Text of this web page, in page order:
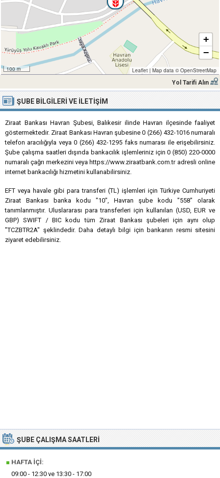
100 m
+
−
Leaflet | Map data ©OpenStreetMap
Yol Tarifi Alın
ŞUBE BILGILERI VE İLETIŞIM
Ziraat Bankası Havran Şubesi, Balıkesir ilinde Havran ilçesinde faaliyet
göstermektedir. Ziraat Bankası Havran şubesine 0 (266) 432-1016 numaralı
telefon aracılığıyla veya 0 (266) 432-1295 faks numarası ile erişebilirsiniz.
Şube çalışma saatleri dışında bankacılık işlemleriniz için 0 (850) 220-0000
numaralı çağrı merkezini veya https://www.ziraatbank.com.tr adresli online
internet bankacılığı hizmetini kullanabilirsiniz.
EFT veya havale gibi para transferi (TL) işlemleri için Türkiye Cumhuriyeti
Ziraat Bankası banka kodu "10", Havran şube kodu "558" olarak
tanımlanmıştır. Uluslararası para transferleri için kullanılan (USD, EUR ve
GBP) SWIFT / BIC kodu tüm Ziraat Bankası şubeleri için aynı olup
"TCZBTR2A" şeklindedir. Daha detaylı bilgi için bankanın resmi sitesini
ziyaret edebilirsiniz.
ŞUBE ÇALIŞMA SAATLERI
■ HAFTA İÇI:
09:00 - 12:30 ve 13:30 - 17:00